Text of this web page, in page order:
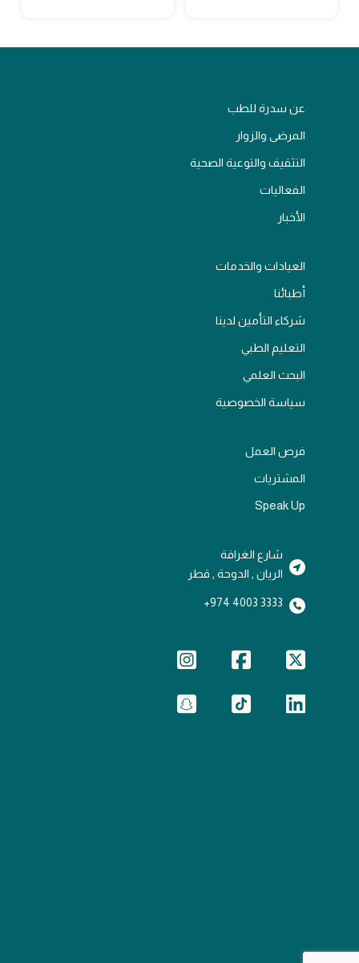
عن سدرة للطب
المرضى والزوار
التثقيف والتوعية الصحية
الفعاليات
الأخبار
العيادات والخدمات
أطبائنا
شركاء التأمين لدينا
التعليم الطبي
البحث العلمي
سياسة الخصوصية
فرص العمل
المشتريات
Speak Up
شارع الغرافة
الريان , الدوحة , قطر
3333 4003 974+